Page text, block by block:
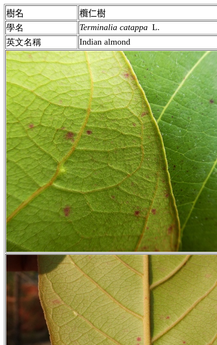
樹名
欖仁樹
學名
Terminalia catappa L.
英文名稱
Indian almond